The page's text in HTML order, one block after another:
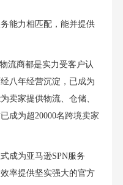
能力相匹配，能并提供
流商都是实力受客户认
八年经营沉淀，已成为
卖家提供物流、仓储、
成为超20000名跨境卖家
成为亚马逊SPN服务
率提供坚实强大的官方